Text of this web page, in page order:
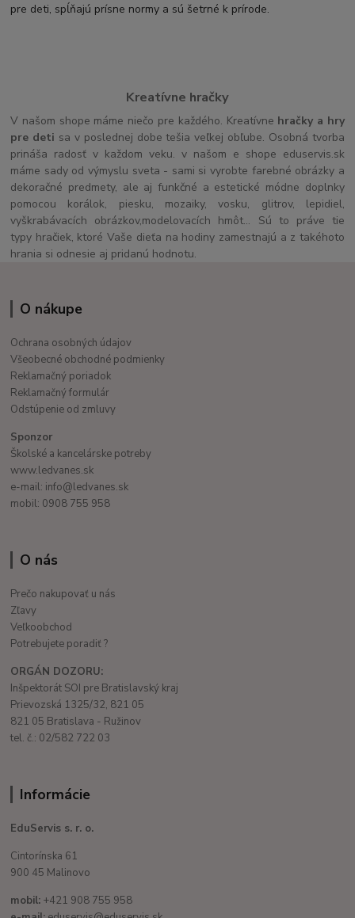
pre deti, spĺňajú prísne normy a sú šetrné k prírode.
Kreatívne hračky
V našom shope máme niečo pre každého. Kreatívne hračky a hry
pre deti sa v poslednej dobe tešia veľkej obľube. Osobná tvorba
prináša radosť v každom veku. v našom e shope eduservis.sk
máme sady od výmyslu sveta - sami si vyrobte farebné obrázky a
dekoračné predmety, ale aj funkčné a estetické módne doplnky
pomocou korálok, piesku, mozaiky, vosku, glitrov, lepidiel,
vyškrabávacích obrázkov,modelovacích hmôt... Sú to práve tie
typy hračiek, ktoré Vaše dieťa na hodiny zamestnajú a z takéhoto
hrania si odnesie aj pridanú hodnotu.
O nákupe
Ochrana osobných údajov
Všeobecné obchodné podmienky
Reklamačný poriadok
Reklamačný formulár
Odstúpenie od zmluvy
Sponzor
Školské a kancelárske potreby
www.ledvanes.sk
e-mail: info@ledvanes.sk
mobil: 0908 755 958
O nás
Prečo nakupovať u nás
Zľavy
Veľkoobchod
Potrebujete poradiť ?
ORGÁN DOZORU:
Inšpektorát SOI pre Bratislavský kraj
Prievozská 1325/32, 821 05
821 05 Bratislava - Ružinov
tel. č.: 02/582 722 03
Informácie
EduServis s. r. o.
Cintorínska 61
900 45 Malinovo
mobil: +421 908 755 958